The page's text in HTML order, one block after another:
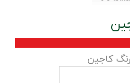
کاجین